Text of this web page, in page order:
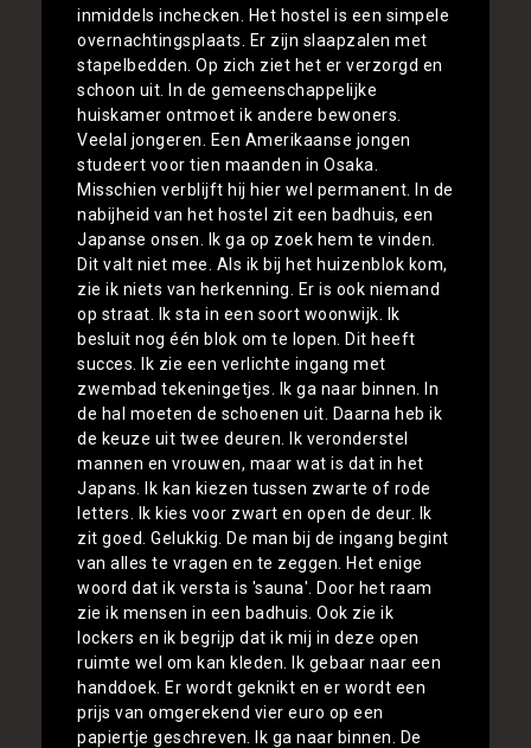
inmiddels inchecken. Het hostel is een simpele
overnachtingsplaats. Er zijn slaapzalen met
stapelbedden. Op zich ziet het er verzorgd en
schoon uit. In de gemeenschappelijke
huiskamer ontmoet ik andere bewoners.
Veelal jongeren. Een Amerikaanse jongen
studeert voor tien maanden in Osaka.
Misschien verblijft hij hier wel permanent. In de
nabijheid van het hostel zit een badhuis, een
Japanse onsen. Ik ga op zoek hem te vinden.
Dit valt niet mee. Als ik bij het huizenblok kom,
zie ik niets van herkenning. Er is ook niemand
op straat. Ik sta in een soort woonwijk. Ik
besluit nog één blok om te lopen. Dit heeft
succes. Ik zie een verlichte ingang met
zwembad tekeningetjes. Ik ga naar binnen. In
de hal moeten de schoenen uit. Daarna heb ik
de keuze uit twee deuren. Ik veronderstel
mannen en vrouwen, maar wat is dat in het
Japans. Ik kan kiezen tussen zwarte of rode
letters. Ik kies voor zwart en open de deur. Ik
zit goed. Gelukkig. De man bij de ingang begint
van alles te vragen en te zeggen. Het enige
woord dat ik versta is 'sauna'. Door het raam
zie ik mensen in een badhuis. Ook zie ik
lockers en ik begrijp dat ik mij in deze open
ruimte wel om kan kleden. Ik gebaar naar een
handdoek. Er wordt geknikt en er wordt een
prijs van omgerekend vier euro op een
papiertje geschreven. Ik ga naar binnen. De